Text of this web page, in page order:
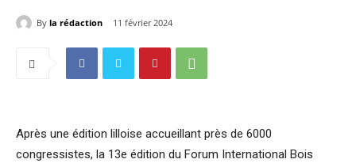
By la rédaction 11 février 2024
Après une édition lilloise accueillant près de 6000
congressistes, la 13e édition du Forum International Bois